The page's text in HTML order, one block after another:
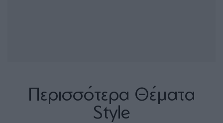
Περισσότερα Θέματα
Style